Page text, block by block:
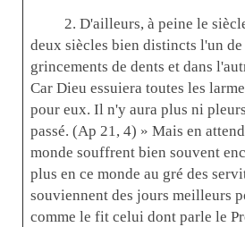
2. D'ailleurs, à peine le
deux siècles bien distincts l'un
grincements de dents et dans
Car Dieu essuiera toutes les
pour eux. Il n'y aura plus ni
passé. (Ap 21, 4) » Mais en
monde souffrent bien souvent
plus en ce monde au gré des
souviennent des jours meilleurs
comme le fit celui dont parle le